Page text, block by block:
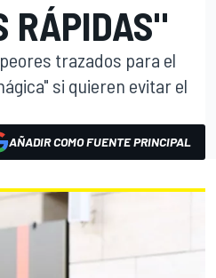
RÁPIDAS"
trazados para el
si quieren evitar el
AÑADIR COMO FUENTE PRINCIPAL